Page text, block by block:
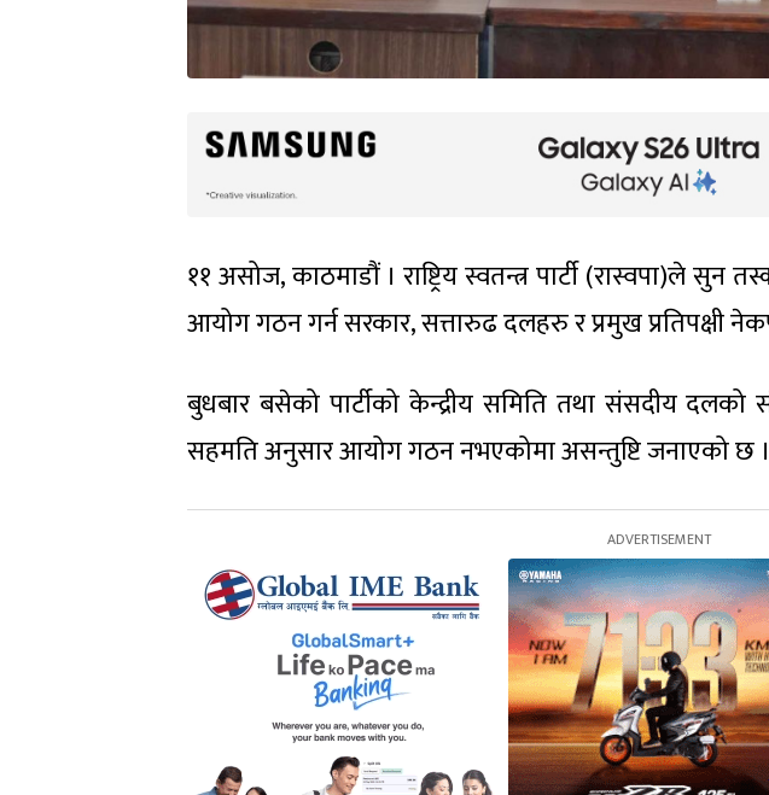
११ असोज, काठमाडौं । राष्ट्रिय स्वतन्त्र पार्टी (रास्वपा)ले
आयोग गठन गर्न सरकार, सत्तारुढ दलहरु र प्रमुख प्रतिपक्षी
बुधबार बसेको पार्टीको केन्द्रीय समिति तथा संसदीय
सहमति अनुसार आयोग गठन नभएकोमा असन्तुष्टि जनाएको छ ।